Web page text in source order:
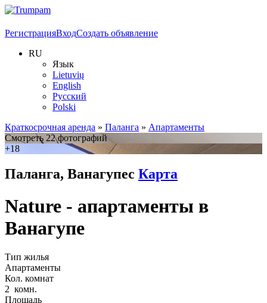
РегистрацияВходСоздать объявление
RU
Язык
Lietuvių
English
Русский
Polski
Краткосрочная аренда » Паланга » Апартаменты
Смотреть 22 фотографий
+18
Паланга, Ванагупес Карта
Nature - апартаменты в
Ванагупе
Тип жилья
Апартаменты
Кол. комнат
2 комн.
Площадь